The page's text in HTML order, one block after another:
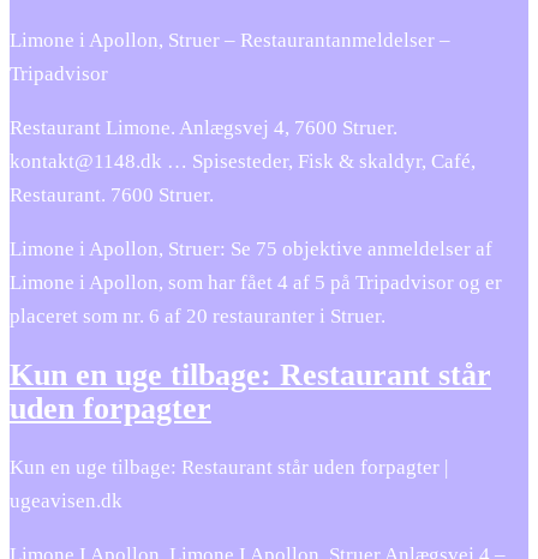
Limone i Apollon, Struer – Restaurantanmeldelser –
Tripadvisor
Restaurant Limone. Anlægsvej 4, 7600 Struer.
kontakt@1148.dk … Spisesteder, Fisk & skaldyr, Café,
Restaurant. 7600 Struer.
Limone i Apollon, Struer: Se 75 objektive anmeldelser af
Limone i Apollon, som har fået 4 af 5 på Tripadvisor og er
placeret som nr. 6 af 20 restauranter i Struer.
Kun en uge tilbage: Restaurant står
uden forpagter
Kun en uge tilbage: Restaurant står uden forpagter |
ugeavisen.dk